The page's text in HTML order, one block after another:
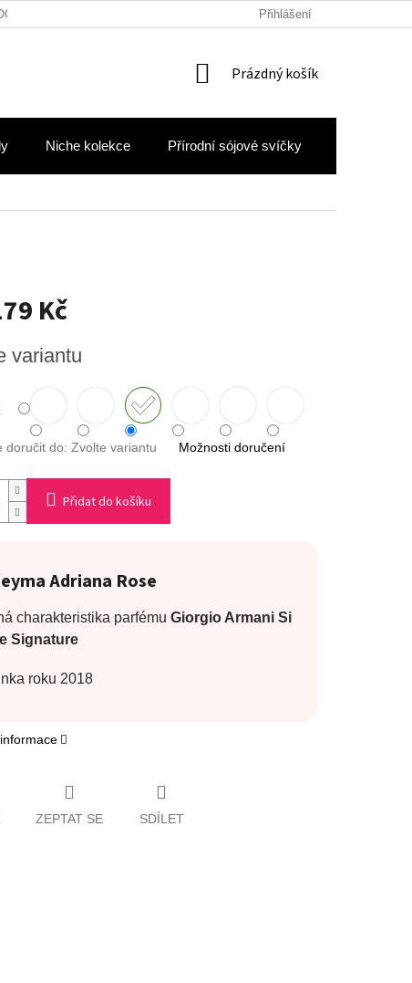
OSOBNÍCH ÚDAJŮ Přihlášení
NÁKUPNÍ
Prázdný košík
Niche kolekce Přírodní sójové svíčky
Kč
variantu
doručit do: Zvolte variantu Možnosti doručení
Přidat do košíku
Adriana Rose
charakteristika parfému Giorgio Armani Si
Signature
roku 2018
ZEPTAT SE SDÍLET